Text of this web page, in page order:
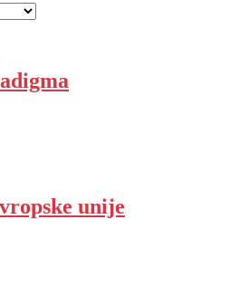
unije